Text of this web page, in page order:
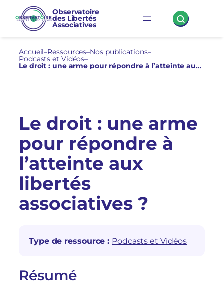
contenu
Observatoire
des Libertés
Associatives
Accueil–Ressources–Nos publications–
Podcasts et Vidéos–
Le droit : une arme pour répondre à l’atteinte aux libertés associatives ?
Le droit : une arme
pour répondre à
l’atteinte aux
libertés
associatives ?
Type de ressource : Podcasts et Vidéos
Résumé